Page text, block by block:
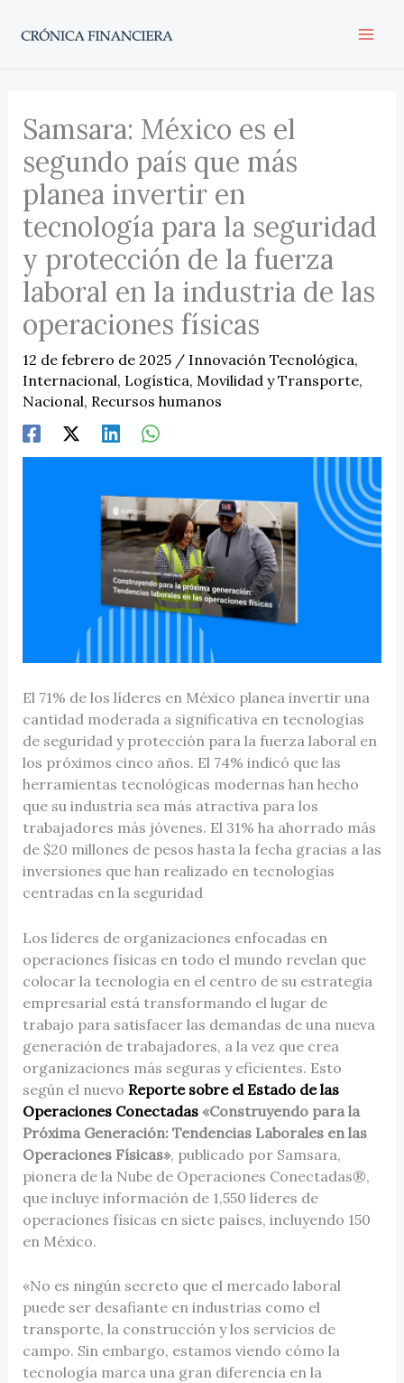
Samsara: México es el
segundo país que más
planea invertir en
tecnología para la seguridad
y protección de la fuerza
laboral en la industria de las
operaciones físicas
12 de febrero de 2025 / Innovación Tecnológica,
Internacional, Logística, Movilidad y Transporte,
Nacional, Recursos humanos
El 71% de los líderes en México planea invertir una
cantidad moderada a significativa en tecnologías
de seguridad y protección para la fuerza laboral en
los próximos cinco años. El 74% indicó que las
herramientas tecnológicas modernas han hecho
que su industria sea más atractiva para los
trabajadores más jóvenes. El 31% ha ahorrado más
de $20 millones de pesos hasta la fecha gracias a las
inversiones que han realizado en tecnologías
centradas en la seguridad
Los líderes de organizaciones enfocadas en
operaciones físicas en todo el mundo revelan que
colocar la tecnología en el centro de su estrategia
empresarial está transformando el lugar de
trabajo para satisfacer las demandas de una nueva
generación de trabajadores, a la vez que crea
organizaciones más seguras y eficientes. Esto
según el nuevo Reporte sobre el Estado de las
Operaciones Conectadas«Construyendo para la
Próxima Generación: Tendencias Laborales en las
Operaciones Físicas», publicado por Samsara,
pionera de la Nube de Operaciones Conectadas®,
que incluye información de 1,550 líderes de
operaciones físicas en siete países, incluyendo 150
en México.
«No es ningún secreto que el mercado laboral
puede ser desafiante en industrias como el
transporte, la construcción y los servicios de
campo. Sin embargo, estamos viendo cómo la
tecnología marca una gran diferencia en la